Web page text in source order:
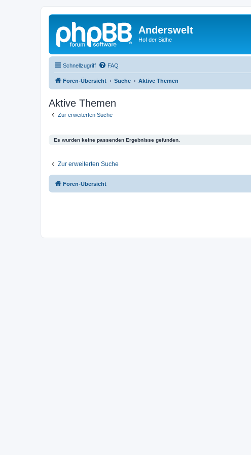
Anderswelt
Hof der Sidhe
Schnellzugriff FAQ
Foren-Übersicht Suche Aktive Themen
Aktive Themen
Zur erweiterten Suche
Es wurden keine passenden Ergebnisse gefunden.
Zur erweiterten Suche
Foren-Übersicht